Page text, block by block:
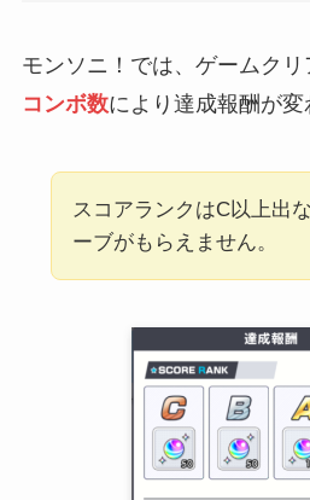
モンソニ！では、ゲームクリ
コンボ数により達成報酬が変
スコアランクはC以上出
ーブがもらえません。